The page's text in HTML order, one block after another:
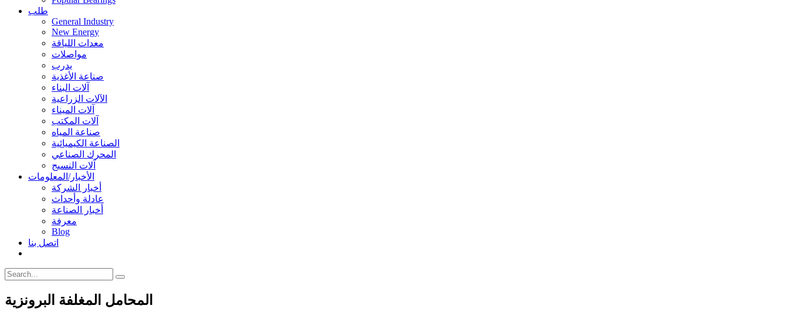
طلب
General Industry
New Energy
معدات اللياقة
مواصلات
يدرب
صناعة الأغذية
آلات البناء
الآلات الزراعية
آلات الميناء
آلات المكتب
صناعة المياه
الصناعة الكيميائية
المحرك الصناعي
آلات النسيج
الأخبار/المعلومات
أخبار الشركة
عادلة وأحداث
أخبار الصناعة
معرفة
Blog
اتصل بنا
المحامل المغلفة البرونزية